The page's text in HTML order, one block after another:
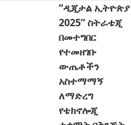
“ዲጂታል ኢትዮጵያ
2025” ስትራቴጂ
በመተግበር
የተመዘገቡ
ውጤቶችን
አስተማማኝ
ለማድረግ
የቴክኖሎጂ